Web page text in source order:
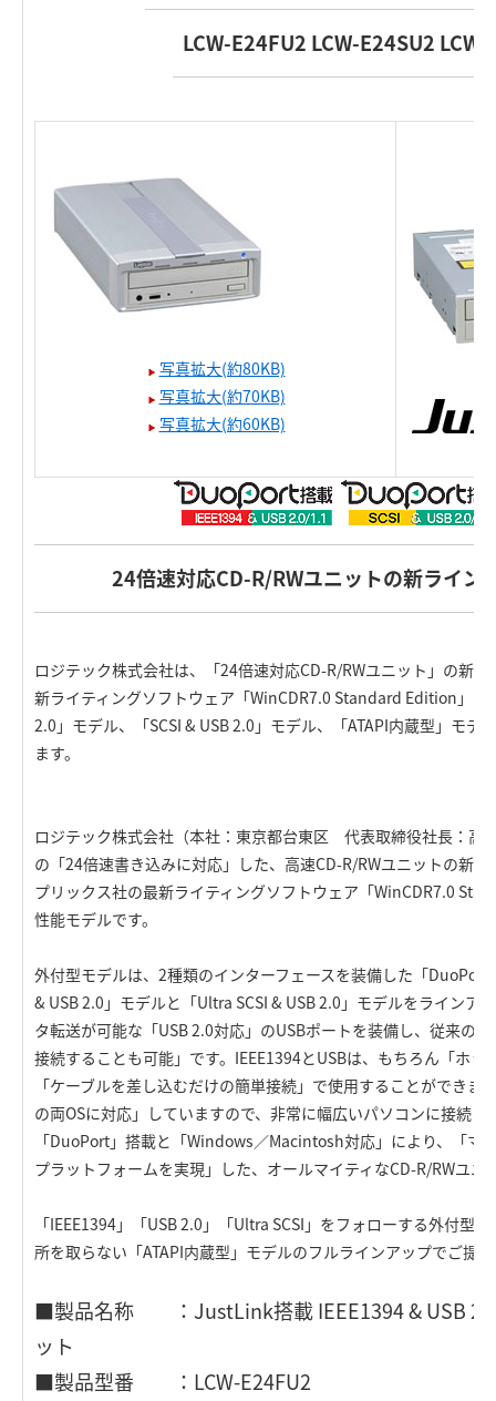
LCW-E24FU2 LCW-E24SU2
写真拡大(約80KB)
写真拡大(約70KB)
写真拡大(約60KB)
24倍速対応CD-R/RWユニットの新ライン
ロジテック株式会社は、「24倍速対応CD-R/RWユニット」の新
新ライティングソフトウェア「WinCDR7.0 Standard Edition」を
2.0」モデル、「SCSI & USB 2.0」モデル、「ATAPI内蔵型」モデ
ます。
ロジテック株式会社（本社：東京都台東区 代表取締役社長：高
の「24倍速書き込みに対応」した、高速CD-R/RWユニットの新
プリックス社の最新ライティングソフトウェア「WinCDR7.0
性能モデルです。
外付型モデルは、2種類のインターフェースを装備した「DuoPort
& USB 2.0」モデルと「Ultra SCSI & USB 2.0」モデルをラインア
タ転送が可能な「USB 2.0対応」のUSBポートを装備し、従来の
接続することも可能」です。IEEE1394とUSBは、もちろん「ホッ
「ケーブルを差し込むだけの簡単接続」で使用することができ
の両OSに対応」していますので、非常に幅広いパソコンに接続
「DuoPort」搭載と「Windows／Macintosh対応」により、「マ
プラットフォームを実現」した、オールマイティなCD-R/RWユニ
「IEEE1394」「USB 2.0」「Ultra SCSI」をフォローする外付型
所を取らない「ATAPI内蔵型」モデルのフルラインアップでご提
■製品名称 ：JustLink搭載 IEEE1394 & USB 2.0
ット
■製品型番 ：LCW-E24FU2